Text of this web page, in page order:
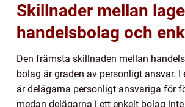
Skillnader mellan
handelsbolag och
Den främsta skillnaden mellan
bolag är graden av personligt ansvar. I
är delägarna personligt ansvariga för
medan delägarna i ett enkelt bolag